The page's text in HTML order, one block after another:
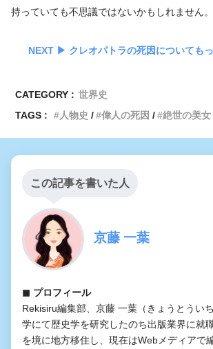
持っていても不思議ではないかもしれません。
NEXT ▶︎ クレオパトラの死因についても
CATEGORY : 世界史
TAGS :
人物史 偉人の死因 絶世の美女
この記事を書いた人
京藤 一葉
◼︎ プロフィール
Rekisiru編集部、京藤 一葉（きょうとうい
学にて歴史学を研究したのち出版業界に就
を境に地方移住し、現在はWebメディアで